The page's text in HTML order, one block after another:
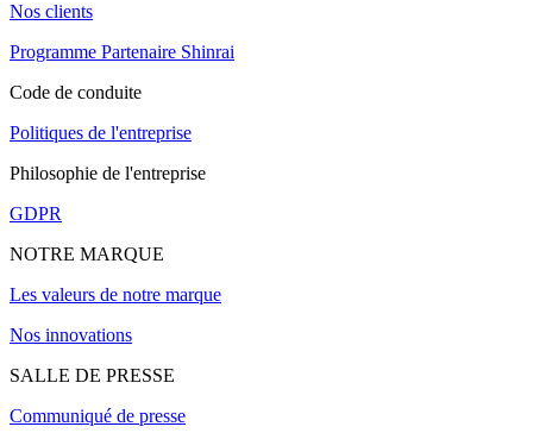
Nos clients
Programme Partenaire Shinrai
Code de conduite
Politiques de l'entreprise
Philosophie de l'entreprise
GDPR
NOTRE MARQUE
Les valeurs de notre marque
Nos innovations
SALLE DE PRESSE
Communiqué de presse